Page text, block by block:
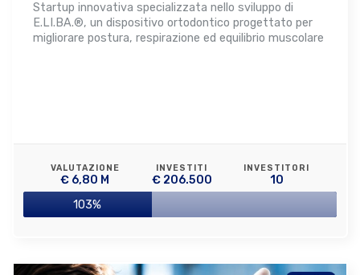
Startup innovativa specializzata nello sviluppo di
E.LI.BA.®, un dispositivo ortodontico progettato per
migliorare postura, respirazione ed equilibrio muscolare
VALUTAZIONE
€ 6,80 M
INVESTITI
€ 206.500
INVESTITORI
10
103%